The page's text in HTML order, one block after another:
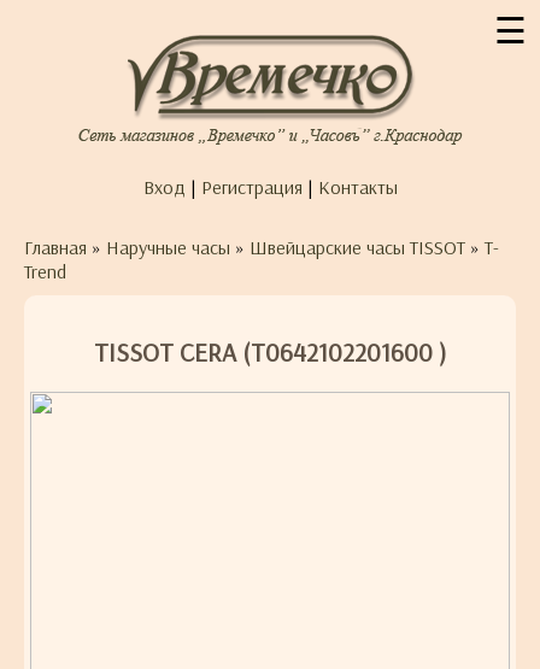
☰
Вход | Регистрация | Контакты
Главная » Наручные часы » Швейцарские часы TISSOT »T-
Trend
TISSOT CERA (T0642102201600 )